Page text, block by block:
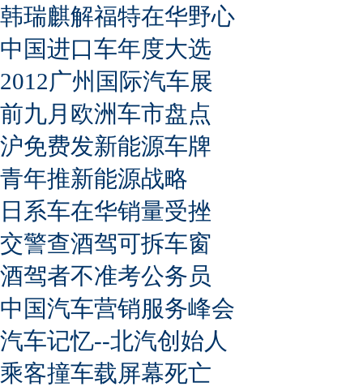
韩瑞麒解福特在华野心
中国进口车年度大选
2012广州国际汽车展
前九月欧洲车市盘点
沪免费发新能源车牌
青年推新能源战略
日系车在华销量受挫
交警查酒驾可拆车窗
酒驾者不准考公务员
中国汽车营销服务峰会
汽车记忆--北汽创始人
乘客撞车载屏幕死亡